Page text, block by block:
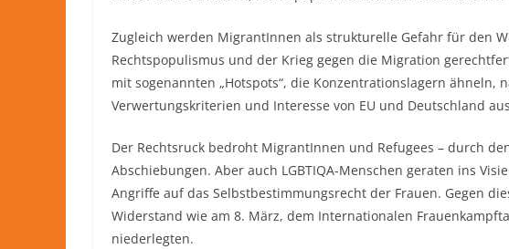
Zugleich werden MigrantInnen als strukturelle Gefahr für den
Rechtspopulismus und der Krieg gegen die Migration
mit sogenannten „Hotspots“, die Konzentrationslagern ähneln,
Verwertungskriterien und Interesse von EU und Deutschland
Der Rechtsruck bedroht MigrantInnen und Refugees – durch
Abschiebungen. Aber auch LGBTIQA-Menschen geraten ins
Angriffe auf das Selbstbestimmungsrecht der Frauen. Gegen
Widerstand wie am 8. März, dem Internationalen
niederlegten.